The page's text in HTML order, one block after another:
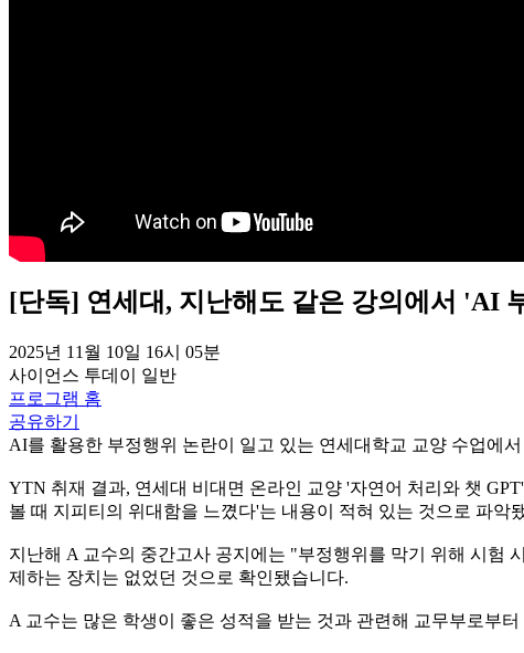
[단독] 연세대, 지난해도 같은 강의에서 'AI
2025년 11월 10일 16시 05분
사이언스 투데이
일반
프로그램 홈
공유하기
AI를 활용한 부정행위 논란이 일고 있는 연세대학교 교양 수업에
YTN 취재 결과, 연세대 비대면 온라인 교양 '자연어 처리와 챗
볼 때 지피티의 위대함을 느꼈다'는 내용이 적혀 있는 것으로 파악
지난해 A 교수의 중간고사 공지에는 "부정행위를 막기 위해 시험
제하는 장치는 없었던 것으로 확인됐습니다.
A 교수는 많은 학생이 좋은 성적을 받는 것과 관련해 교무부로부